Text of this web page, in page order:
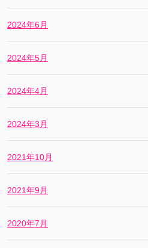
2024年6月
2024年5月
2024年4月
2024年3月
2021年10月
2021年9月
2020年7月